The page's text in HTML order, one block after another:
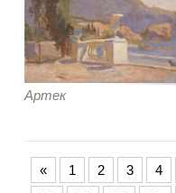
Артек
« 1 2 3 4